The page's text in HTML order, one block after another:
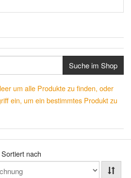
Suche im Shop
um alle Produkte zu finden, oder
ein, um ein bestimmtes Produkt zu
Sortiert nach